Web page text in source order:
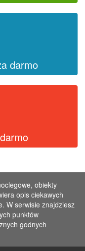
darmo
obiekty
opis ciekawych
W serwisie znajdziesz
punktów
godnych